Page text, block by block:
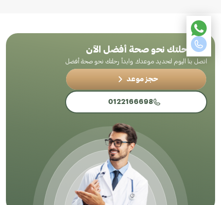
ابدأ رحلتك نحو صحة أفضل الآن
اتصل بنا اليوم لتحديد موعدك وابدأ رحلتك نحو صحة أفضل
حجز موعد
0122166698